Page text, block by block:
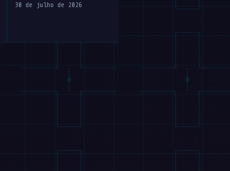
30 de julho de 2026